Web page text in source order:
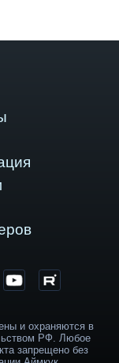
и охраняются в
РФ. Любое
запрещено без